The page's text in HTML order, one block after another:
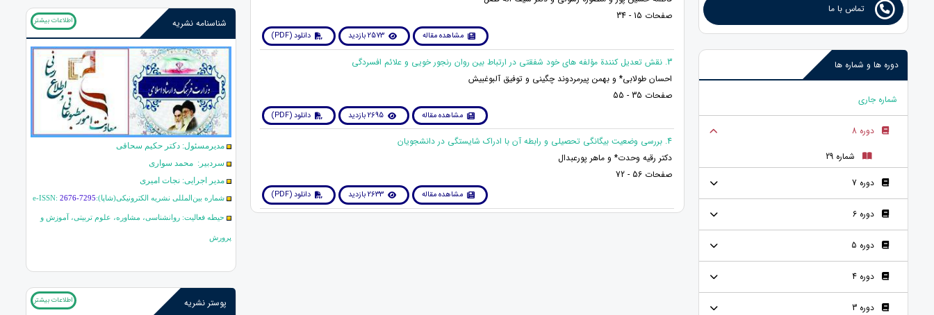
تماس با ما
دوره ها و شماره ها
شماره جاری
دوره 8
شماره 29
دوره 7
دوره 6
دوره 5
دوره 4
دوره 3
صفحات 15 - 34
مشاهده مقاله 2573 بازدید دانلود (PDF)
3. نقش تعدیل کنندة مؤلفه های خود شفقتی در ارتباط بین روان رنجور خویی و علائم افسردگی
احسان طولابی* و بهمن پیرمردوند چگینی و توفیق آلبوغبیش
صفحات 35 - 55
مشاهده مقاله 2695 بازدید دانلود (PDF)
4. بررسی وضعیت بیگانگی تحصیلی و رابطه آن با ادراک شایستگی در دانشجویان
دکتر رقیه وحدت* و ماهر پورعبدال
صفحات 56 - 72
مشاهده مقاله 2633 بازدید دانلود (PDF)
شناسنامه نشریه اطلاعات بیشتر
مدیرمسئول: دکتر حکیم سحاقی
سردبیر: محمد سواری
مدیر اجرایی: نجات امیری
شماره بین‌المللی نشریه الکترونیکی(شاپا): e-ISSN: 2676-7295
حیطه فعالیت: روانشناسی، مشاوره، علوم تربیتی، آموزش و
پرورش
پوستر نشریه اطلاعات بیشتر